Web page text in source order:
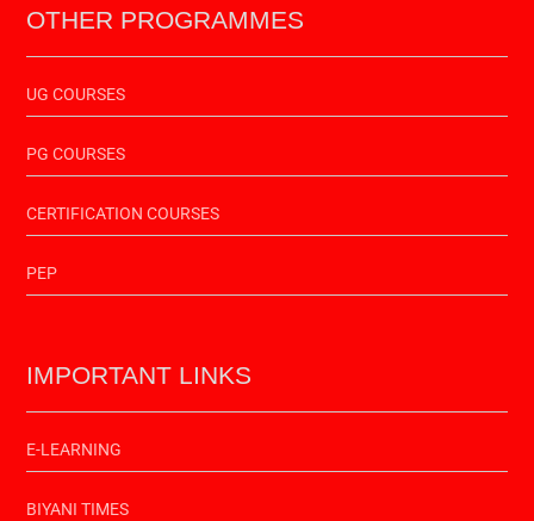
OTHER PROGRAMMES
UG COURSES
PG COURSES
CERTIFICATION COURSES
PEP
IMPORTANT LINKS
E-LEARNING
BIYANI TIMES